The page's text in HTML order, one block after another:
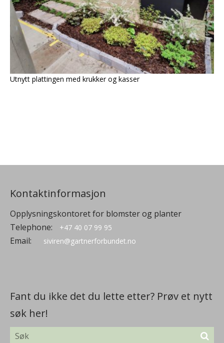
Utnytt plattingen med krukker og kasser
Kontaktinformasjon
Opplysningskontoret for blomster og planter
Telephone:
+47 40 07 99 95
Email: siviren@gartnerforbundet.no
Fant du ikke det du lette etter? Prøv et nytt
søk her!